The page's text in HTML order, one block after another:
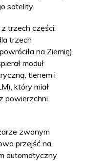
satelity.
trzech części:
trzech
na Ziemię),
moduł
tlenem i
który miał
powierzchni
zwanym
przejść na
automatyczny